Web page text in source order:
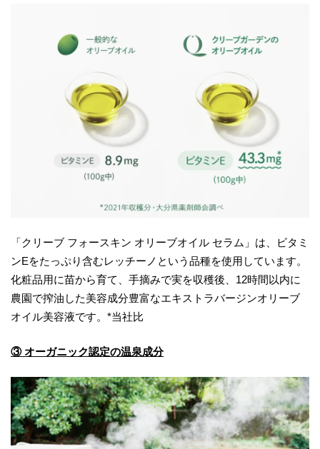
「クリーブ フォースキン オリーブオイル セラム」は、ビタミ
ンEをたっぷり含むレッチーノという品種を使用しています。
化粧品用に苗から育て、手摘みで実を収穫後、12時間以内に
農園で搾油した美容成分豊富なエキストラバージンオリーブ
オイル美容液です。*当社比
③ オーガニック認定の温泉成分